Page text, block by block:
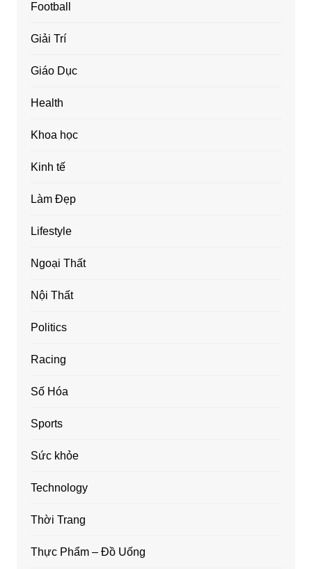
Football
Giải Trí
Giáo Dục
Health
Khoa học
Kinh tế
Làm Đẹp
Lifestyle
Ngoại Thất
Nội Thất
Politics
Racing
Số Hóa
Sports
Sức khỏe
Technology
Thời Trang
Thực Phẩm – Đồ Uống